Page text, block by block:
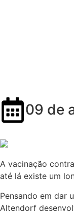
09 de
A vacinação
até lá existe um
Pensando em dar
Altendorf